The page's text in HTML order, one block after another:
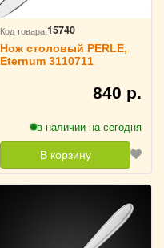
Код товара:15740
Нож столовый PERLE,
Eternum 3110711
840 р.
в наличии на сегодня
В корзину